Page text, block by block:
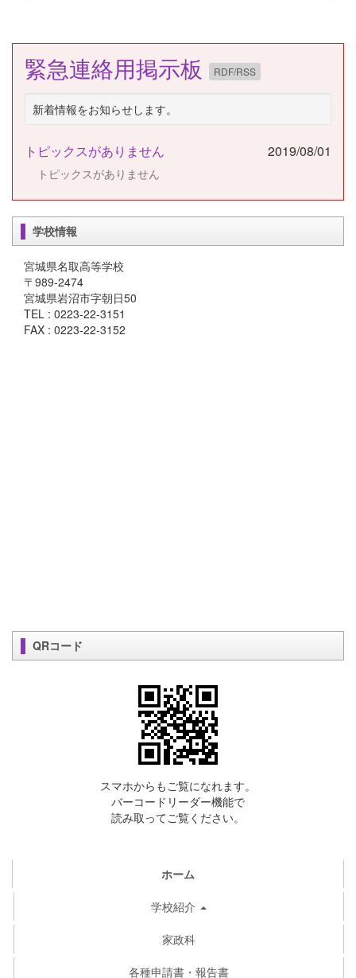
緊急連絡用掲示板 RDF/RSS
新着情報をお知らせします。
トピックスがありません 2019/08/01
トピックスがありません
学校情報
宮城県名取高等学校
〒989-2474
宮城県岩沼市字朝日50
TEL : 0223-22-3151
FAX : 0223-22-3152
QRコード
スマホからもご覧になれます。
バーコードリーダー機能で
読み取ってご覧ください。
ホーム
学校紹介
家政科
各種申請書・報告書